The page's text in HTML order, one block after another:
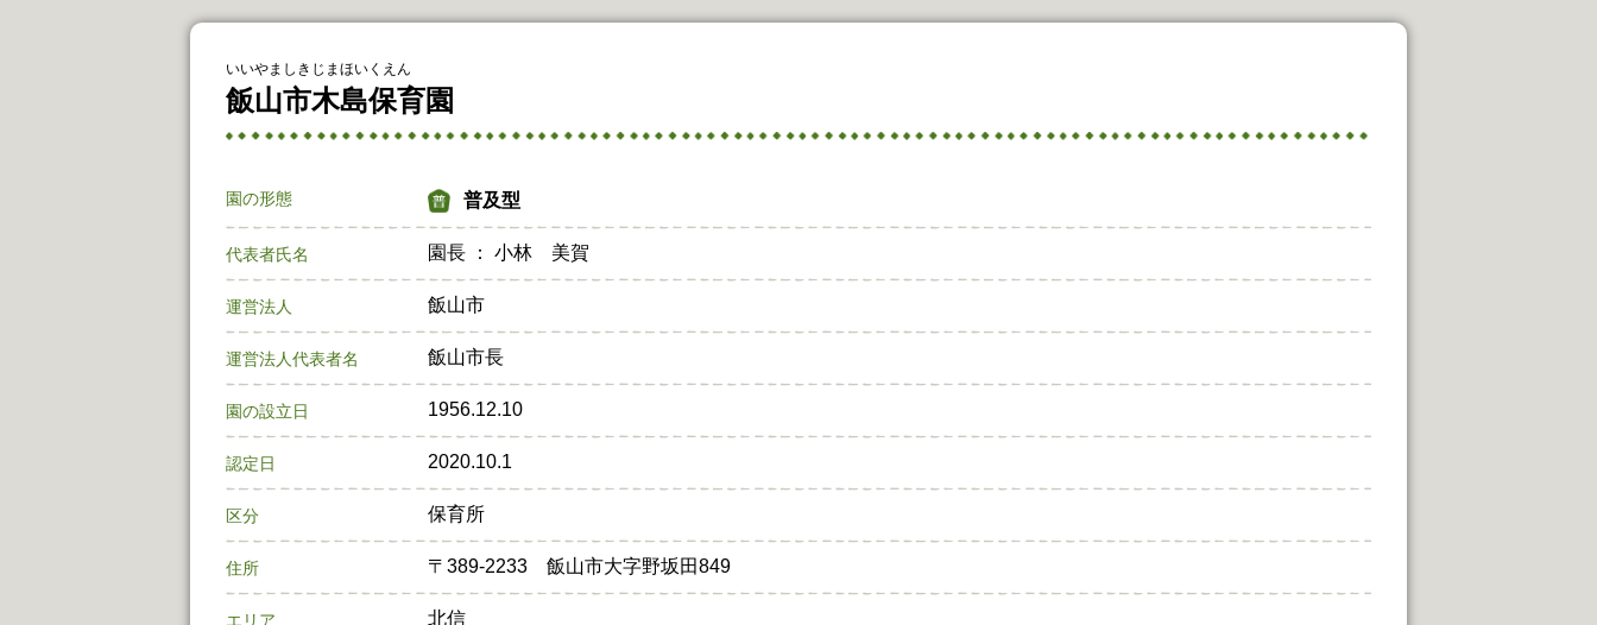
いいやましきじまほいくえん
飯山市木島保育園
園の形態 普及型
代表者氏名 園長 ： 小林 美賀
運営法人 飯山市
運営法人代表者名 飯山市長
園の設立日 1956.12.10
認定日 2020.10.1
区分 保育所
住所 〒389‐2233 飯山市大字野坂田849
エリア 北信